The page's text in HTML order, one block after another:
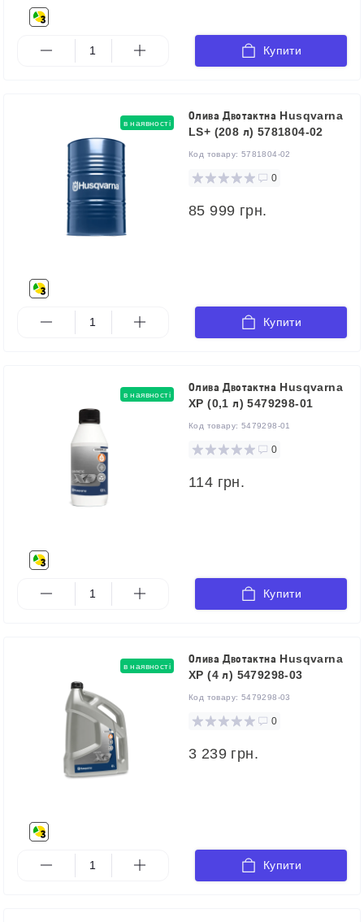
Купити
в наявності
Олива Двотактна Husqvarna
LS+ (208 л) 5781804-02
Код товару: 5781804-02
0
85 999 грн.
Купити
в наявності
Олива Двотактна Husqvarna
XP (0,1 л) 5479298-01
Код товару: 5479298-01
0
114 грн.
Купити
в наявності
Олива Двотактна Husqvarna
XP (4 л) 5479298-03
Код товару: 5479298-03
0
3 239 грн.
Купити